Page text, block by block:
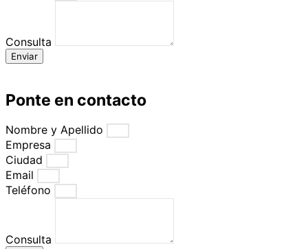
Consulta
Enviar
Ponte en contacto
Nombre y Apellido
Empresa
Ciudad
Email
Teléfono
Consulta